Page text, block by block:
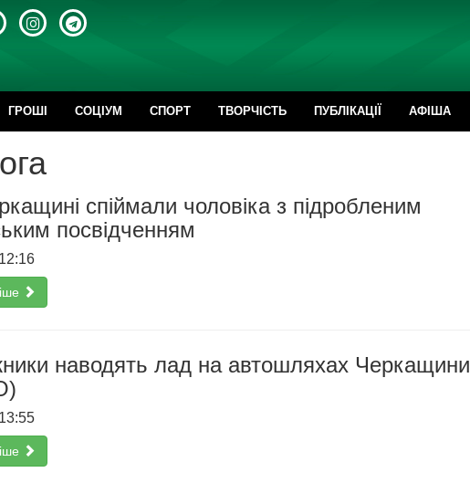
ГРОШІ CОЦІУМ СПОРТ ТВОРЧІСТЬ ПУБЛІКАЦІЇ АФІША
спіймали чоловіка з підробленим
посвідченням
наводять лад на автошляхах Черкащини